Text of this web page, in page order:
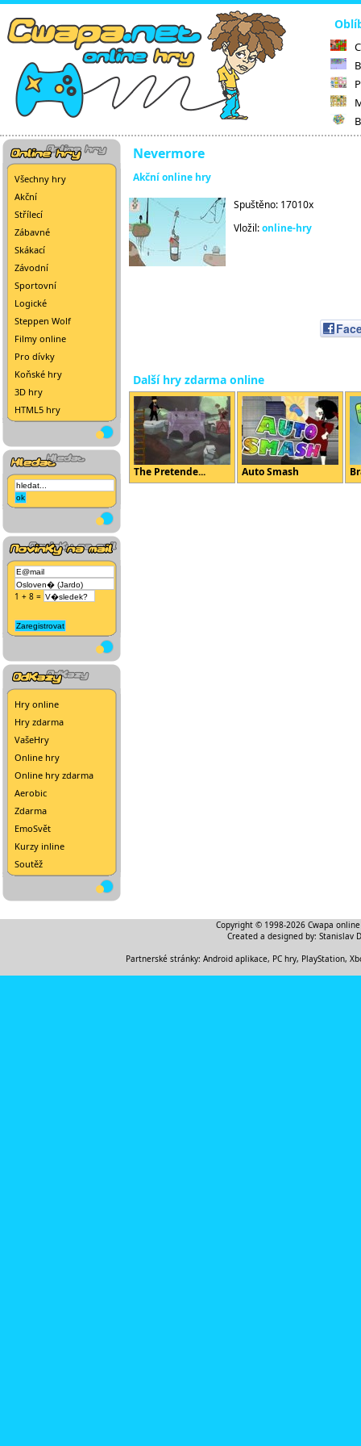
Všechny hry
Akční
Střílecí
Zábavné
Skákací
Závodní
Sportovní
Logické
Steppen Wolf
Filmy online
Pro dívky
Koňské hry
3D hry
HTML5 hry
1 + 8 =
Hry online
Hry zdarma
VašeHry
Online hry
Online hry zdarma
Aerobic
Zdarma
EmoSvět
Kurzy inline
Soutěž
Nevermore
Akční online hry
Spuštěno: 17010x
Vložil:online-hry
Další hry zdarma online
The Pretende... Auto Smash
Copyright © 1998-2026 Cwapa
Created a designed by: Stanislav
Partnerské stránky: Android aplikace, PC hry, PlayStation,